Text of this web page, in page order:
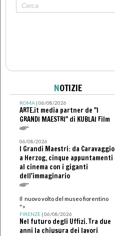
NOTIZIE
ROMA| 06/08/2026
ARTE.it media partner de "I
GRANDI MAESTRI" di KUBLAI Film
06/08/2026
I Grandi Maestri: da Caravaggio
a Herzog, cinque appuntamenti
al cinema con i giganti
dell'immaginario
Il nuovo volto del museo fiorentino
">
FIRENZE| 06/08/2026
Nel futuro degli Uffizi. Tra due
anni la chiusura dei lavori